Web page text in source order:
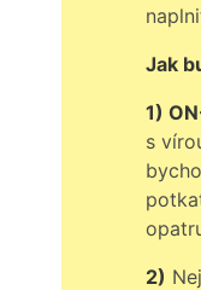
Jak
1)
s
2)